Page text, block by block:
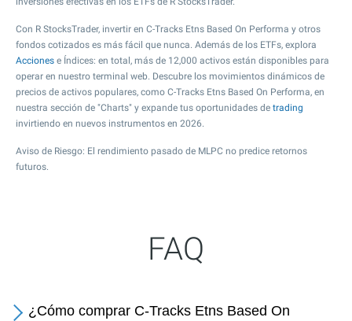
Con R StocksTrader, invertir en C-Tracks Etns Based On Performa y otros
fondos cotizados es más fácil que nunca. Además de los ETFs, explora
Acciones e Índices: en total, más de 12,000 activos están disponibles para
operar en nuestro terminal web. Descubre los movimientos dinámicos de
precios de activos populares, como C-Tracks Etns Based On Performa, en
nuestra sección de "Charts" y expande tus oportunidades de trading
invirtiendo en nuevos instrumentos en 2026.
Aviso de Riesgo: El rendimiento pasado de MLPC no predice retornos
futuros.
FAQ
¿Cómo comprar C-Tracks Etns Based On